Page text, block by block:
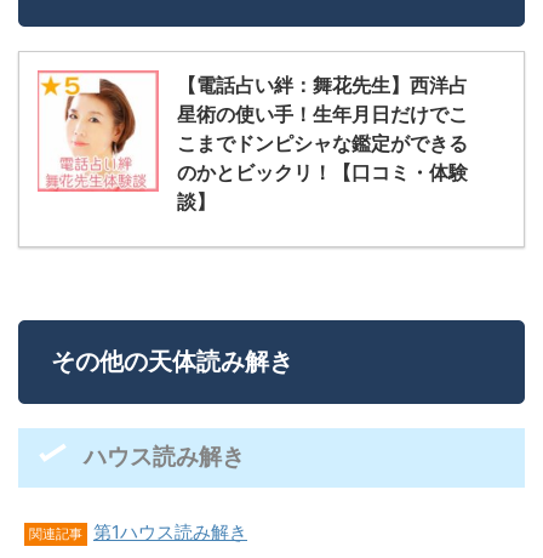
【電話占い絆：舞花先生】西洋占
星術の使い手！生年月日だけでこ
こまでドンピシャな鑑定ができる
のかとビックリ！【口コミ・体験
談】
その他の天体読み解き
ハウス読み解き
関連記事 第1ハウス読み解き